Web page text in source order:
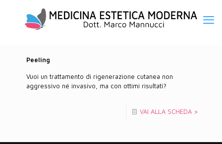
Peeling
Vuoi un trattamento di rigenerazione cutanea non
aggressivo né invasivo, ma con ottimi risultati?
VAI ALLA SCHEDA >